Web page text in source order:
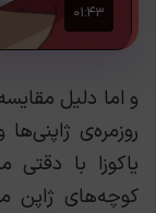
و اما دلیل
روزمره‌ی
یاکوزا با
کوچه‌های ژاپن